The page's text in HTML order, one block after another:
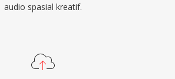
audio spasial kreatif.